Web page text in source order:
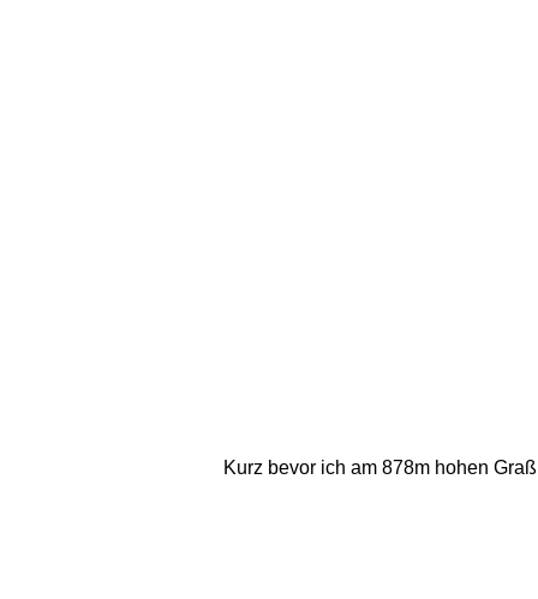
Kurz bevor ich am 878m hohen